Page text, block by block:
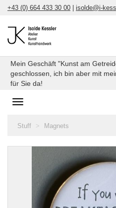
Skip+43 (0) 664 433 30 00 | isolde@i-
Mein Geschäft "Kunst am
geschlossen, ich bin aber mit
für Sie da!
Toggle
You
Stuff Magnets